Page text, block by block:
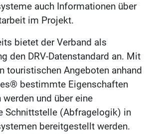
auch Informationen über
im Projekt.
bietet der Verband als
den DRV-Datenstandard an. Mit
touristischen Angeboten anhand
bestimmte Eigenschaften
und über eine
Schnittstelle (Abfragelogik) in
bereitgestellt werden.